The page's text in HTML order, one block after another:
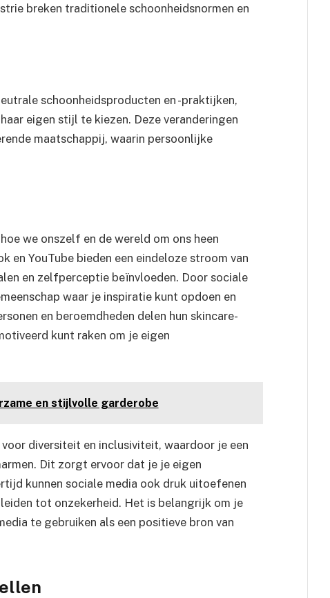
breken traditionele schoonheidsnormen en
schoonheidsproducten en -praktijken,
eigen stijl te kiezen. Deze veranderingen
maatschappij, waarin persoonlijke
we onszelf en de wereld om ons heen
en YouTube bieden een eindeloze stroom van
en zelfperceptie beïnvloeden. Door sociale
waar je inspiratie kunt opdoen en
en beroemdheden delen hun skincare-
kunt raken om je eigen
en stijlvolle garderobe
diversiteit en inclusiviteit, waardoor je een
Dit zorgt ervoor dat je je eigen
kunnen sociale media ook druk uitoefenen
tot onzekerheid. Het is belangrijk om je
te gebruiken als een positieve bron van